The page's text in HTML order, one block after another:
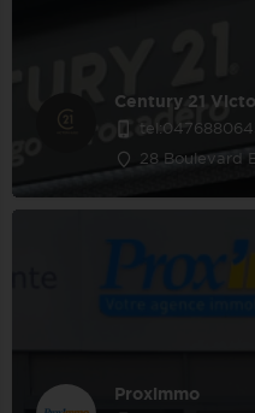
Century 21
28 Boulevard
Proximmo